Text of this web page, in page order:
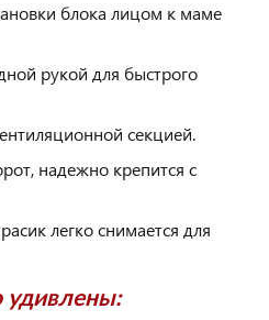
блока лицом к маме
рукой для быстрого
секцией.
надежно крепится с
легко снимается для
удивлены: